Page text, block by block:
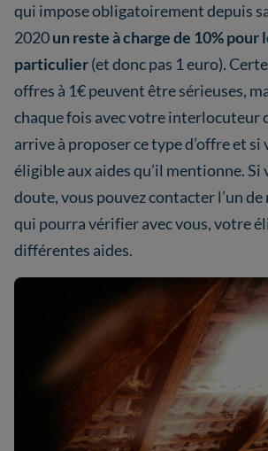
qui impose obligatoirement depuis
2020un reste à charge de 10% pour
particulier(et donc pas 1 euro).
offres à 1€ peuvent être sérieuses,
chaque fois avec votre interlocuteur
arrive à proposer ce type d’offre et si
éligible aux aides qu’il mentionne. Si
doute, vous pouvez contacter l’un
qui pourra vérifier avec vous, votre
différentes aides.